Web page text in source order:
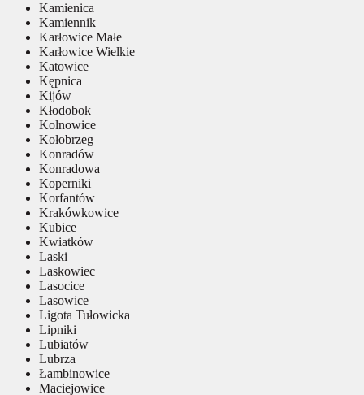
Kamienica
Kamiennik
Karłowice Małe
Karłowice Wielkie
Katowice
Kępnica
Kijów
Kłodobok
Kolnowice
Kołobrzeg
Konradów
Konradowa
Koperniki
Korfantów
Krakówkowice
Kubice
Kwiatków
Laski
Laskowiec
Lasocice
Lasowice
Ligota Tułowicka
Lipniki
Lubiatów
Lubrza
Łambinowice
Maciejowice